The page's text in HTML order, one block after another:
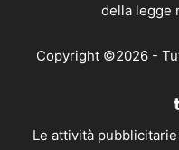
della legge
Copyright ©2026 -
Le attività